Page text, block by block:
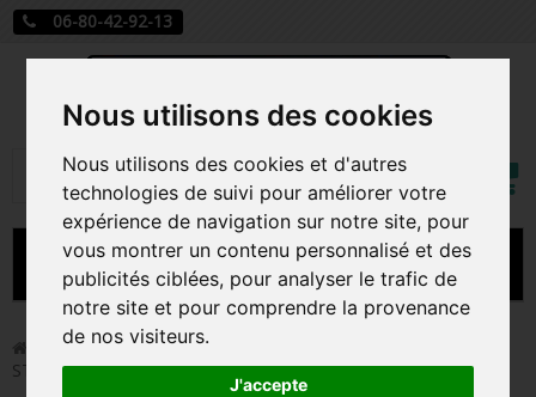
Nous utilisons des cookies
Nous utilisons des cookies et d'autres
technologies de suivi pour améliorer votre
expérience de navigation sur notre site, pour
vous montrer un contenu personnalisé et des
publicités ciblées, pour analyser le trafic de
notre site et pour comprendre la provenance
de nos visiteurs.
J'accepte
06-80-42-92-13
Rechercher
Mon
MENU
CARTE A JOUER
PRÉCOMMANDE FIGURINES POP
Funko Pop! > STITCH UNWRAPPING GIFT / LILO ET
STITCH / FIGURINE FUNKO POP / EXCLUSIVE SPECIAL EDITION